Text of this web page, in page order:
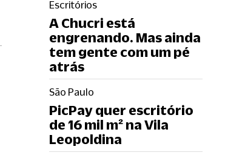
Escritórios
A Chucri está
engrenando. Mas ainda
tem gente com um pé
atrás
São Paulo
PicPay quer escritório
de 16 mil m² na Vila
Leopoldina